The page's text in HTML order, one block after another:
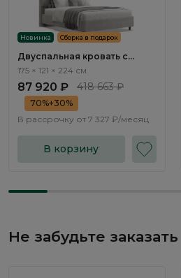
Новинка Сборка в подарок
Двуспальная кровать с
подъемным механизмом
175 × 121 × 224 см
87 920 ₽ 418 663 ₽
70%+30%
В рассрочку от 7 327 ₽/месяц
В корзину
Не забудьте заказать